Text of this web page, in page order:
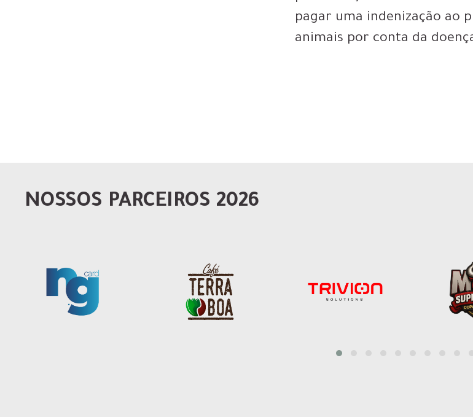
pagar uma indenização ao
animais por conta da
NOSSOS PARCEIROS 2026